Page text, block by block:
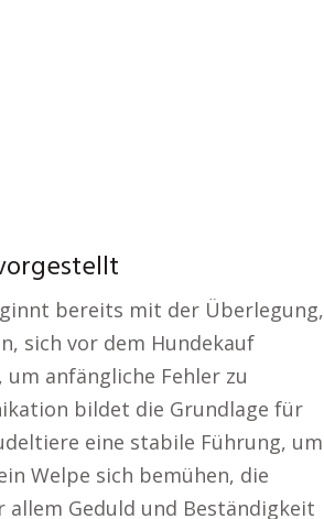
bereits mit der Überlegung,
sich vor dem Hundekauf
anfängliche Fehler zu
bildet die Grundlage für
eine stabile Führung, um
Welpe sich bemühen, die
allem Geduld und Beständigkeit